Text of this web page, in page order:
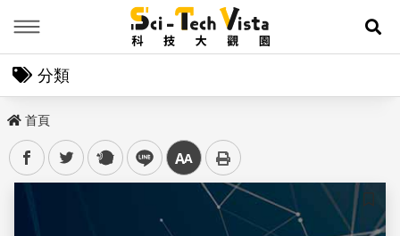
展
分類
首頁
facebooktwitter plurk line 中
儲存